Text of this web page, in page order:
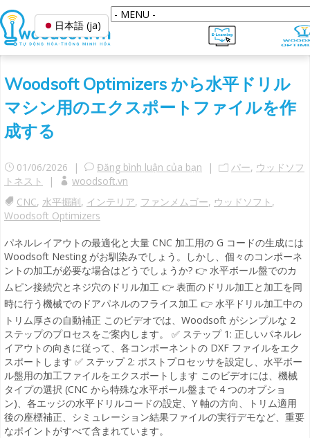
Woodsoft Optimizers から水平ドリル
マシン用のエクスポートファイルを作
成する
01/06/2026 | Đăng bình luận của bạn | パー, ウッドソフ
トネスト
|
woodsoft.vn
CNC, 水平掘削, インテリア, ファンメムゴー, ウッドソフト ,
Woodsoft Optimizers
パネルレイアウトの最適化と大量 CNC 加工用の G コードの生成には
Woodsoft Nesting がお馴染みでしょう。しかし、個々のコンポーネ
ントの加工が必要な場合はどうでしょうか? 👉 水平ボール盤でのカ
ムピン接続穴とネジ穴のドリル加工 👉 表面のドリル加工と加工を同
時に行う機械でのドアパネルのフライス加工 👉 水平ドリル加工中の
トリム厚さの自動補正 このビデオでは、Woodsoft がシンプルな 2
ステップのプロセスをご案内します。 ✅ ステップ 1: 正しいパネルレ
イアウトの向きに従って、各コンポーネントの DXF ファイルをエク
スポートします ✅ ステップ 2: ポストプロセッサを設定し、水平ボー
ル盤用の加工ファイルをエクスポートします このビデオには、機械
タイプの選択 (CNC から特殊な水平ボール盤まで 4 つのオプショ
ン)、各エッジの水平ドリルコードの設定、Y 軸の方向、トリム適用
後の座標補正、シミュレーション結果ファイルの実行デモなど、重要
なポイントがすべて含まれています。
日本語 (ja)